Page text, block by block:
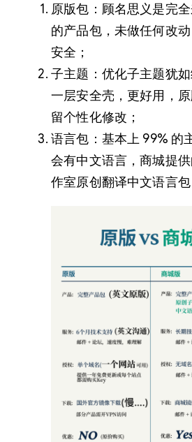
原版包：顾名思义是完
的产品包，未做任何改
安全；
子主题：优化子主题犹
一层安全壳，更好用，
留个性化修改；
语言包：基本上 99% 的
会有中文语言，商城提
作室原创翻译中文语言包